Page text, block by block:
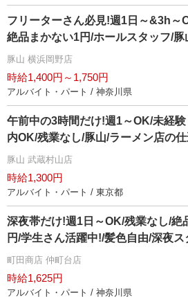
フリーターさん必見!週1日～&3h～
絶品まかない1円/ホールスタッフ/豚
豚山 横浜岡野店
時給1,400円～1,750円
アルバイト・パート / 神奈川県
午前中の3時間だけ!週1～OK/未経
内OK/残業なし/豚山/ラーメン店の
豚山 武蔵村山店
時給1,300円
アルバイト・パート / 東京都
深夜帯だけ!週1日～OK/残業なし/絶
円/学生さん活躍中!/髪色自由/深夜ス
町田商店 仲町台店
時給1,625円
アルバイト・パート / 神奈川県